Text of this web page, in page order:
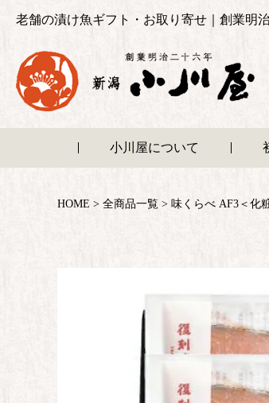
老舗の漬け魚ギフト・お取り寄せ｜創業明
小川屋について
HOME 全商品一覧 味くらべ AF3＜化